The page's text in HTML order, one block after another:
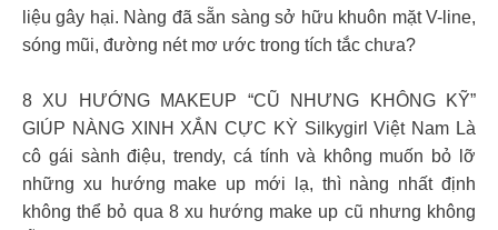
liệu gây hại. Nàng đã sẵn sàng sở hữu khuôn mặt V-line,
sóng mũi, đường nét mơ ước trong tích tắc chưa?
8 XU HƯỚNG MAKEUP “CŨ NHƯNG KHÔNG KỸ”
GIÚP NÀNG XINH XẮN CỰC KỲ Silkygirl Việt Nam Là
cô gái sành điệu, trendy, cá tính và không muốn bỏ lỡ
những xu hướng make up mới lạ, thì nàng nhất định
không thể bỏ qua 8 xu hướng make up cũ nhưng không